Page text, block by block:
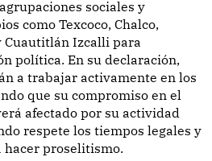
sociales y
como Texcoco, Chalco,
Cuautitlán Izcalli para
política. En su declaración,
a trabajar activamente en los
que su compromiso en el
afectado por su actividad
respete los tiempos legales y
hacer proselitismo.